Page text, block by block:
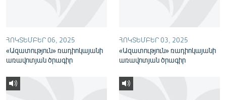
ՀԵՏԵՎԵՔ ՄԵԶ
ՀՈԿՏԵՄԲԵՐ 06, 2025
«Ազատություն» ռադիոկայանի
առավոտյան ծրագիր
ՀՈԿՏԵՄԲԵՐ 03, 2025
«Ազատություն» ռադիոկայանի
առավոտյան ծրագիր